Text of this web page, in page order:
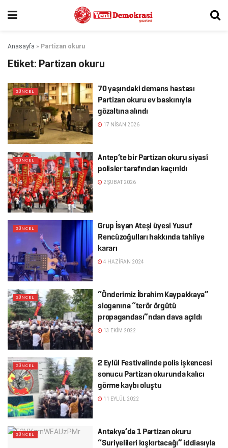
Anasayfa » Partizan okuru
Etiket: Partizan okuru
GÜNCEL
70 yaşındaki demans hastası
Partizan okuru ev baskınıyla
gözaltına alındı
17 NISAN 2026
GÜNCEL
Antep’te bir Partizan okuru siyasî
polisler tarafından kaçırıldı
2 ŞUBAT 2026
GÜNCEL
Grup İsyan Ateşi üyesi Yusuf
Rencüzoğulları hakkında tahliye
kararı
4 HAZIRAN 2024
GÜNCEL
“Önderimiz İbrahim Kaypakkaya”
sloganına “terör örgütü
propagandası”ndan dava açıldı
13 EKIM 2022
GÜNCEL
2 Eylül Festivalinde polis işkencesi
sonucu Partizan okurunda kalıcı
görme kaybı oluştu
11 EYLÜL 2022
GÜNCEL
Antakya’da 1 Partizan okuru
“Suriyelileri kışkırtacağı” iddiasıyla